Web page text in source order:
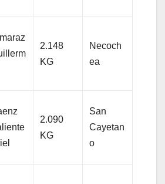
2.148
KG
Necoch
ea
2.090
KG
San
Cayetan
o